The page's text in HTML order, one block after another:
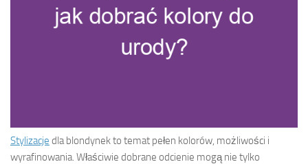
Stylizacje dla blondynek to temat pełen kolorów, możliwości i
wyrafinowania. Właściwie dobrane odcienie mogą nie tylko